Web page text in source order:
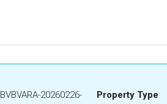
BVBVARA-20260226-
Property Type